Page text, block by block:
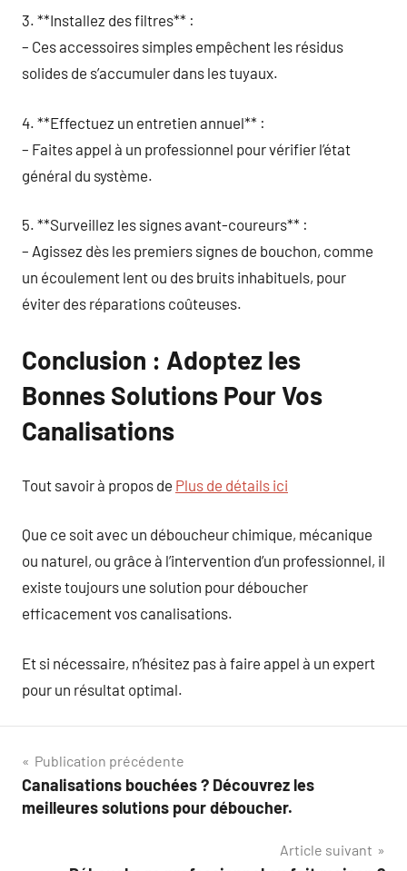
3. **Installez des filtres** :
– Ces accessoires simples empêchent les résidus
solides de s’accumuler dans les tuyaux.
4. **Effectuez un entretien annuel** :
– Faites appel à un professionnel pour vérifier l’état
général du système.
5. **Surveillez les signes avant-coureurs** :
– Agissez dès les premiers signes de bouchon, comme
un écoulement lent ou des bruits inhabituels, pour
éviter des réparations coûteuses.
Conclusion : Adoptez les
Bonnes Solutions Pour Vos
Canalisations
Tout savoir à propos de Plus de détails ici
Que ce soit avec un déboucheur chimique, mécanique
ou naturel, ou grâce à l’intervention d’un professionnel, il
existe toujours une solution pour déboucher
efficacement vos canalisations.
Et si nécessaire, n’hésitez pas à faire appel à un expert
pour un résultat optimal.
Navigation
de
Publication précédente
Canalisations bouchées ? Découvrez les
meilleures solutions pour déboucher.
Article suivant